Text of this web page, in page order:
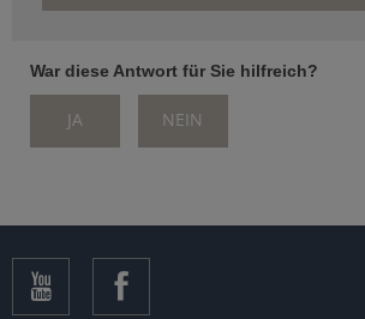
War diese Antwort für Sie hilfreich?
JA NEIN